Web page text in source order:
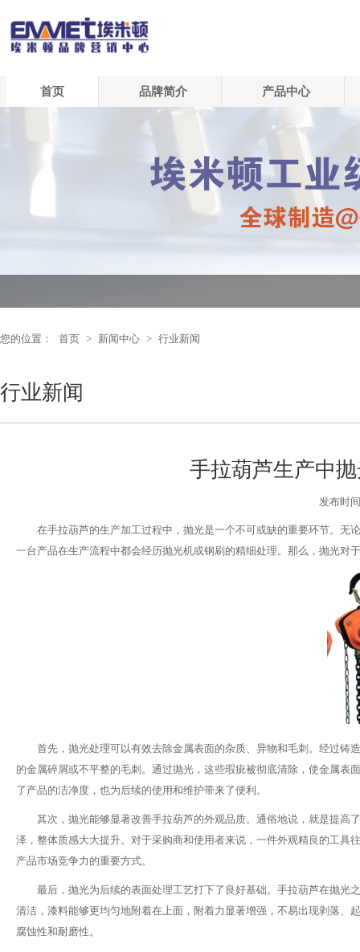
首页 品牌简介 产品中心
您的位置： 首页 > 新闻中心 > 行业新闻
行业新闻
手拉葫芦生产中
发布时
在手拉葫芦的生产加工过程中，抛光是一个不可或缺的重要环节。无
一台产品在生产流程中都会经历抛光机或钢刷的精细处理。那么，抛光对
首先，抛光处理可以有效去除金属表面的杂质、异物和毛刺。经过铸
的金属碎屑或不平整的毛刺。通过抛光，这些瑕疵被彻底清除，使金属
了产品的洁净度，也为后续的使用和维护带来了便利。
其次，抛光能够显著改善手拉葫芦的外观品质。通俗地说，就是提高
泽，整体质感大大提升。对于采购商和使用者来说，一件外观精良的工
产品市场竞争力的重要方式。
最后，抛光为后续的表面处理工艺打下了良好基础。手拉葫芦在抛光
清洁，漆料能够更均匀地附着在上面，附着力显著增强，不易出现剥落
腐蚀性和耐磨性。